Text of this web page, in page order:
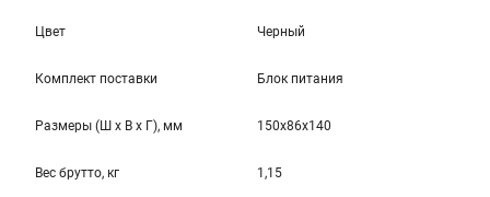
Цвет Черный
Комплект поставки Блок питания
Размеры (Ш x В x Г), мм 150x86x140
Вес брутто, кг 1,15